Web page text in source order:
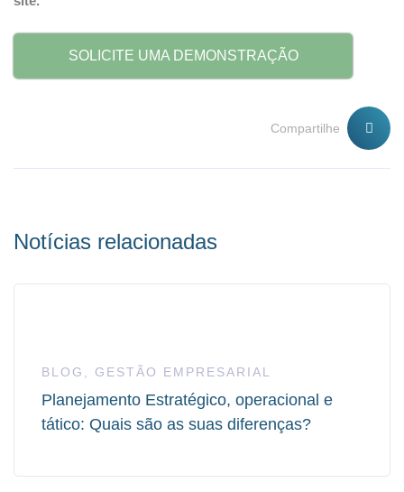
SOLICITE UMA DEMONSTRAÇÃO
Compartilhe
Notícias relacionadas
BLOG GESTÃO EMPRESARIAL
Planejamento Estratégico, operacional e
tático: Quais são as suas diferenças?